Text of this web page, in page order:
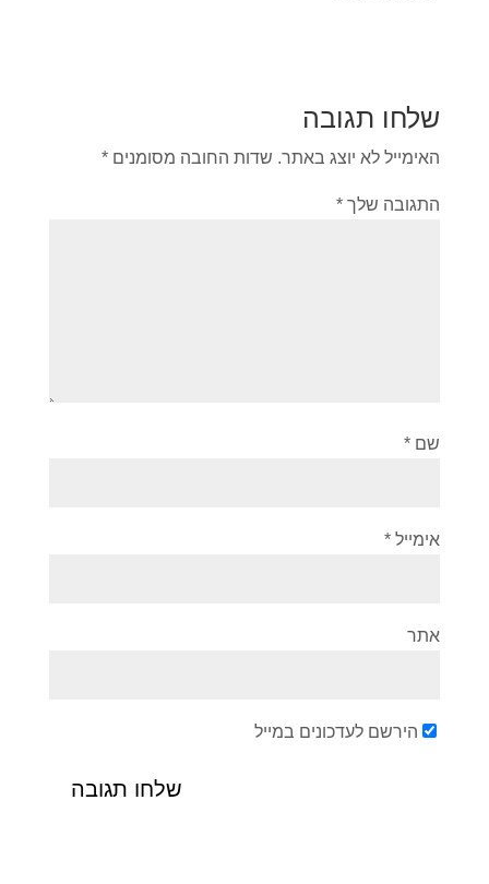
שלחו תגובה
האימייל לא יוצג באתר. שדות החובה מסומנים *
התגובה שלך *
שם *
אימייל *
אתר
הירשם לעדכונים במייל